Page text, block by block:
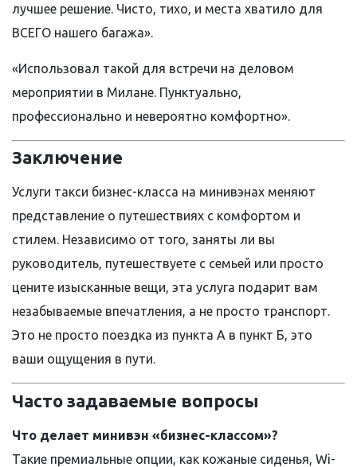
лучшее решение. Чисто, тихо, и места хватило для
ВСЕГО нашего багажа».
«Использовал такой для встречи на деловом
мероприятии в Милане. Пунктуально,
профессионально и невероятно комфортно».
Заключение
Услуги такси бизнес-класса на минивэнах меняют
представление о путешествиях с комфортом и
стилем. Независимо от того, заняты ли вы
руководитель, путешествуете с семьей или просто
цените изысканные вещи, эта услуга подарит вам
незабываемые впечатления, а не просто транспорт.
Это не просто поездка из пункта А в пункт Б, это
ваши ощущения в пути.
Часто задаваемые вопросы
Что делает минивэн «бизнес-классом»?
Такие премиальные опции, как кожаные сиденья, Wi-